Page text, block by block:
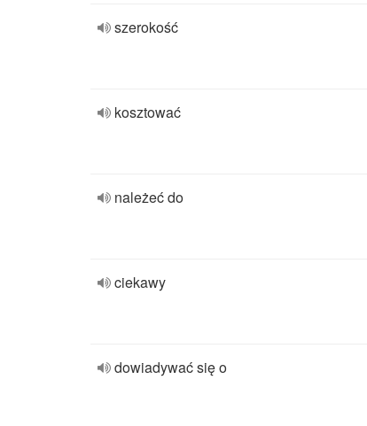
szerokość
kosztować
należeć do
ciekawy
dowiadywać się o